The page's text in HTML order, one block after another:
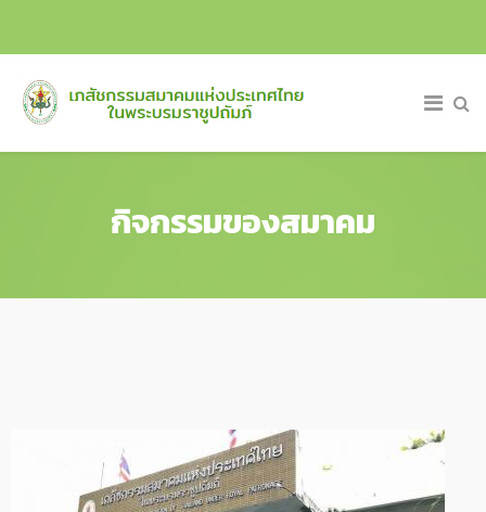
กิจกรรมของสมาคม